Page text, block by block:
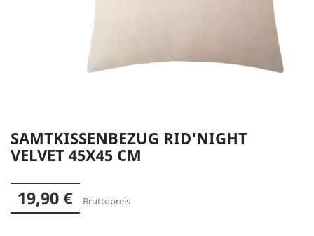
SAMTKISSENBEZUG RID'NIGHT
VELVET 45X45 CM
19,90 € Bruttopreis